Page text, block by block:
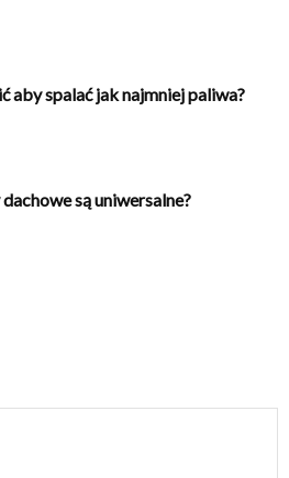
aby spalać jak najmniej paliwa?
są uniwersalne?